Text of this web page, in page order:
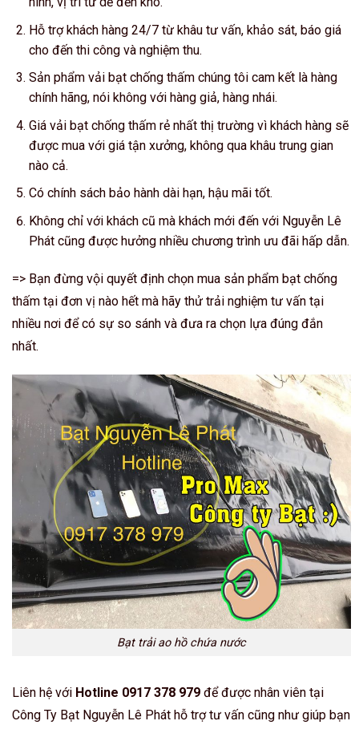
Hỗ trợ khách hàng 24/7 từ khâu tư vấn, khảo sát, báo giá
cho đến thi công và nghiệm thu.
Sản phẩm vải bạt chống thấm chúng tôi cam kết là hàng
chính hãng, nói không với hàng giả, hàng nhái.
Giá vải bạt chống thấm rẻ nhất thị trường vì khách hàng sẽ
được mua với giá tận xưởng, không qua khâu trung gian
nào cả.
Có chính sách bảo hành dài hạn, hậu mãi tốt.
Không chỉ với khách cũ mà khách mới đến với Nguyễn Lê
Phát cũng được hưởng nhiều chương trình ưu đãi hấp dẫn.
=> Bạn đừng vội quyết định chọn mua sản phẩm bạt chống
thấm tại đơn vị nào hết mà hãy thử trải nghiệm tư vấn tại
nhiều nơi để có sự so sánh và đưa ra chọn lựa đúng đắn
nhất.
Bạt trải ao hồ chứa nước
Liên hệ với Hotline 0917 378 979 để được nhân viên tại
Công Ty Bạt Nguyễn Lê Phát hỗ trợ tư vấn cũng như giúp bạn